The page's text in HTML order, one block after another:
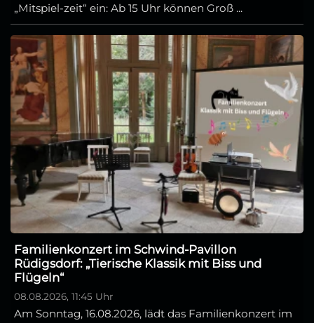
„Mitspiel-zeit“ ein: Ab 15 Uhr können Groß ...
Familienkonzert im Schwind-Pavillon
Rüdigsdorf: „Tierische Klassik mit Biss und
Flügeln“
08.08.2026, 11:45 Uhr
Am Sonntag, 16.08.2026, lädt das Familienkonzert im